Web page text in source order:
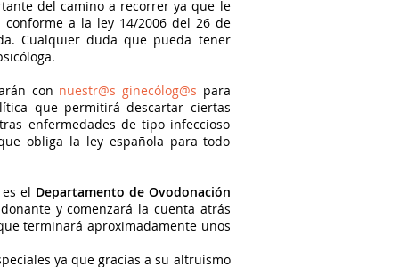
del camino a recorrer ya que le
a la ley 14/2006 del 26 de
Cualquier duda que pueda tener
con nuestr@s ginecólog@s para
que permitirá descartar ciertas
enfermedades de tipo infeccioso
obliga la ley española para todo
el Departamento de Ovodonación
y comenzará la cuenta atrás
terminará aproximadamente unos
ya que gracias a su altruismo